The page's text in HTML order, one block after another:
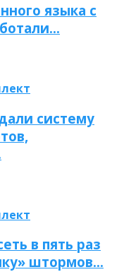
языка с
систему
в пять раз
штормов…